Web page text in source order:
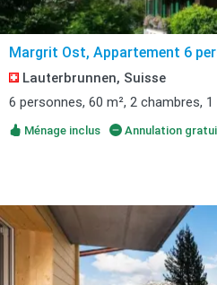
Margrit Ost, Appartement 6
Lauterbrunnen, Suisse
6 personnes, 60 m², 2 chambres, 1
Ménage inclus Annulation